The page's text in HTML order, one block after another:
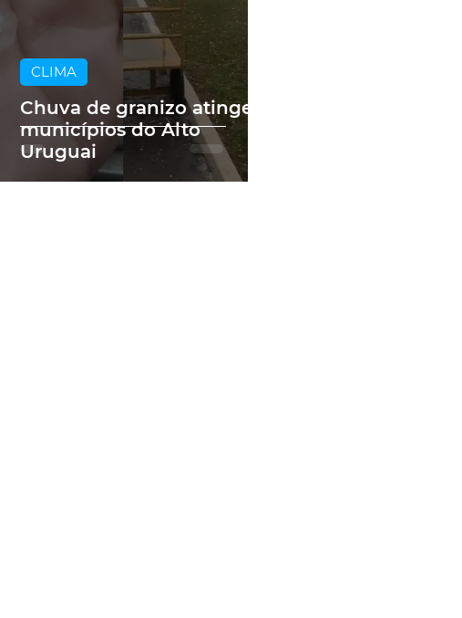
Chuva de granizo atinge
municípios do Alto
Uruguai
CLIMA